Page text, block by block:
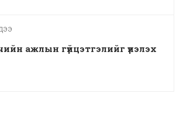
ажлын гүйцэтгэлийг үнэлэх